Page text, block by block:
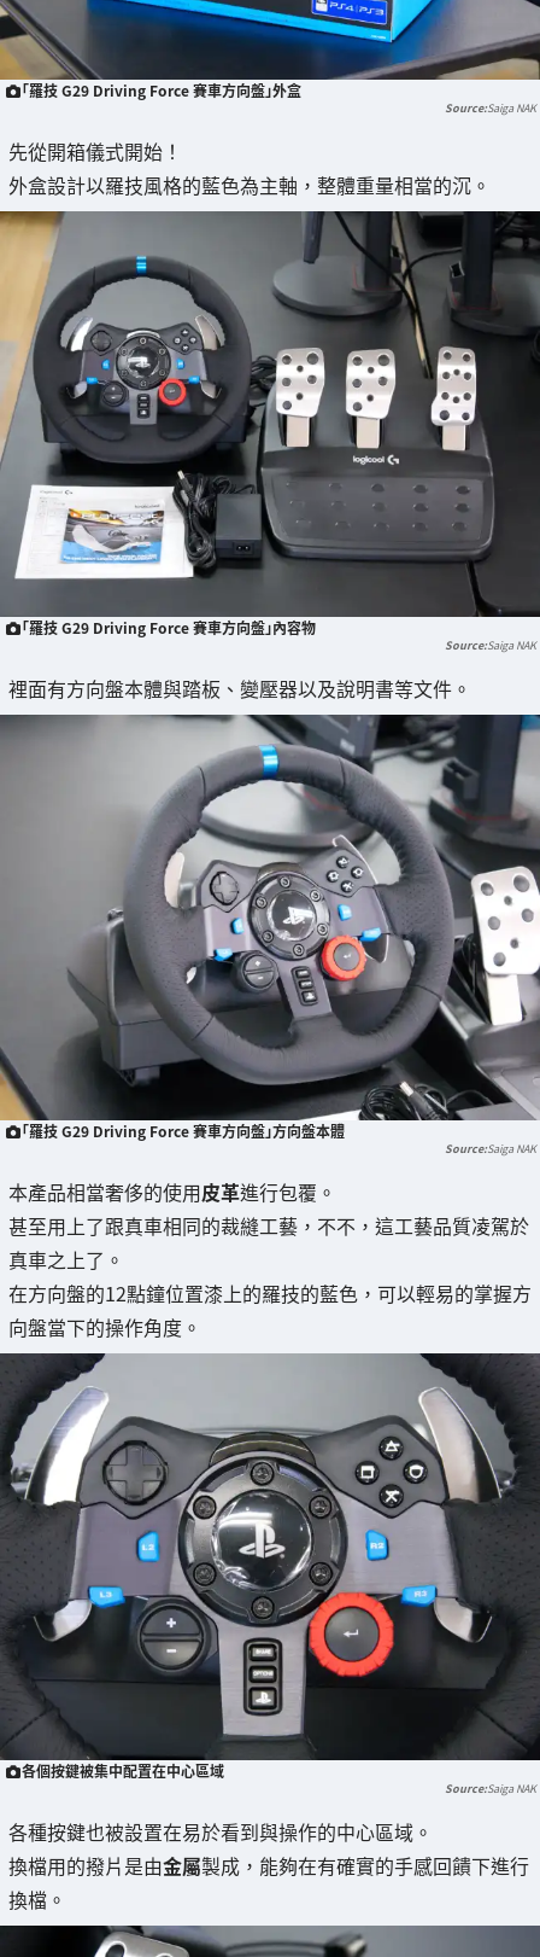
「羅技 G29 Driving Force 賽車方向盤」外盒
Saiga NAK
先從開箱儀式開始！
外盒設計以羅技風格的藍色為主軸，整體重量相當的沉。
「羅技 G29 Driving Force 賽車方向盤」內容物
Saiga NAK
裡面有方向盤本體與踏板、變壓器以及說明書等文件。
「羅技 G29 Driving Force 賽車方向盤」方向盤本體
Saiga NAK
本產品相當奢侈的使用皮革進行包覆。
甚至用上了跟真車相同的裁縫工藝，不不，這工藝品質凌駕於
真車之上了。
在方向盤的12點鐘位置漆上的羅技的藍色，可以輕易的掌握方
向盤當下的操作角度。
各個按鍵被集中配置在中心區域
Saiga NAK
各種按鍵也被設置在易於看到與操作的中心區域。
換檔用的撥片是由金屬製成，能夠在有確實的手感回饋下進行
換檔。